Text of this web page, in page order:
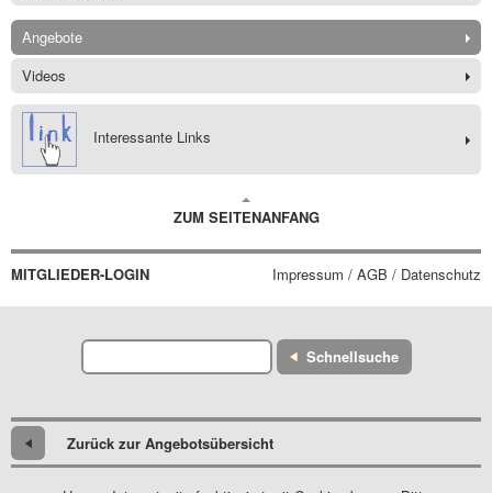
Angebote
Videos
Interessante Links
ZUM SEITENANFANG
MITGLIEDER-LOGIN Impressum / AGB / Datenschutz
Schnellsuche
Zurück zur Angebotsübersicht